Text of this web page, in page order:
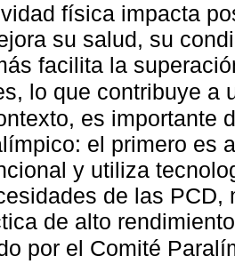
física impacta
su salud, su
facilita la
lo que contribuye a
es importante
el primero es
y utiliza
de las PCD,
de alto
por el Comité